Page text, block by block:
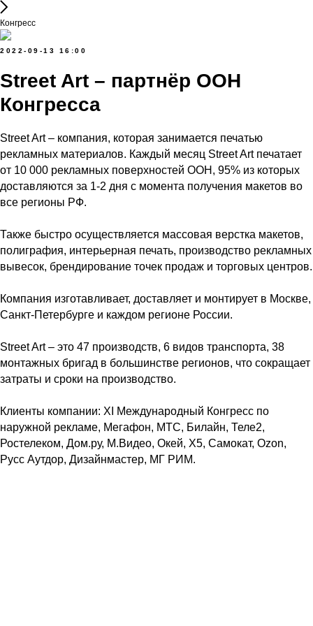
Конгресс
2022-09-13 16:00
Street Art – партнёр OOH
Конгресса
Street Art – компания, которая занимается печатью
рекламных материалов. Каждый месяц Street Art печатает
от 10 000 рекламных поверхностей ООН, 95% из которых
доставляются за 1-2 дня с момента получения макетов во
все регионы РФ.
Также быстро осуществляется массовая верстка макетов,
полиграфия, интерьерная печать, производство рекламных
вывесок, брендирование точек продаж и торговых центров.
Компания изготавливает, доставляет и монтирует в Москве,
Санкт-Петербурге и каждом регионе России.
Street Art – это 47 производств, 6 видов транспорта, 38
монтажных бригад в большинстве регионов, что сокращает
затраты и сроки на производство.
Клиенты компании: XI Международный Конгресс по
наружной рекламе, Мегафон, МТС, Билайн, Теле2,
Ростелеком, Дом.ру, М.Видео, Окей, Х5, Самокат, Ozon,
Русс Аутдор, Дизайнмастер, МГ РИМ.